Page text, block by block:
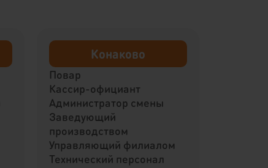
Конаково
Повар
Кассир-официант
Администратор смены
Заведующий
производством
Управляющий филиалом
Технический персонал